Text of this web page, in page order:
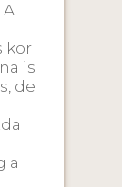
A
kor
is
de
a